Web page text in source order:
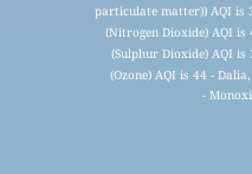
particulate matter)) AQI is
(Nitrogen Dioxide) AQI
(Sulphur Dioxide) AQI
(Ozone) AQI is 44 -